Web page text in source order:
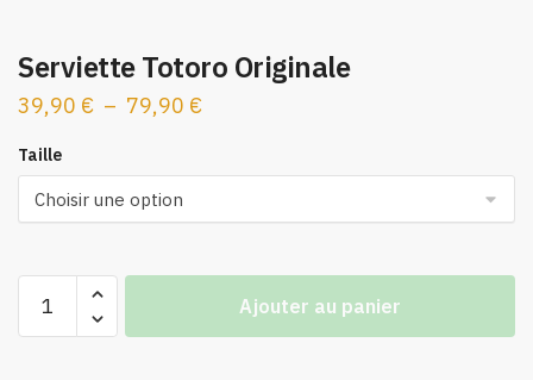
Serviette Totoro Originale
39,90 € – 79,90 €Plage
Taille
Ajouter au panier